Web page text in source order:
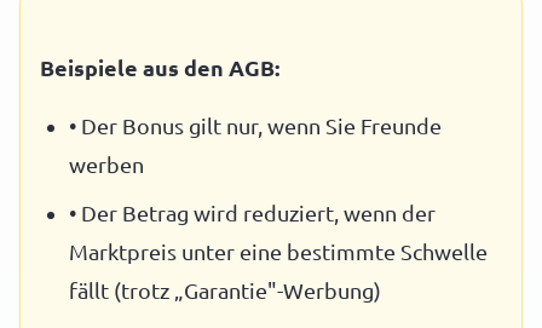
Beispiele aus den AGB:
• Der Bonus gilt nur, wenn Sie Freunde
werben
• Der Betrag wird reduziert, wenn der
Marktpreis unter eine bestimmte Schwelle
fällt (trotz „Garantie"-Werbung)